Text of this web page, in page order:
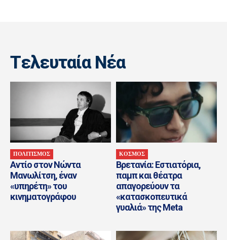
Tελευταία Nέα
ΠΟΛΙΤΙΣΜΟΣ
Αντίο στον Νώντα
Μανωλίτση, έναν
«υπηρέτη» του
κινηματογράφου
ΚΟΣΜΟΣ
Βρετανία: Εστιατόρια,
παμπ και θέατρα
απαγορεύουν τα
«κατασκοπευτικά
γυαλιά» της Meta